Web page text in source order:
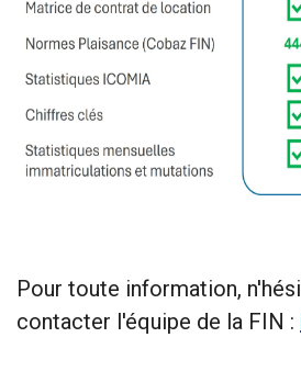
Pour toute information,
contacter l'équipe de la FIN :